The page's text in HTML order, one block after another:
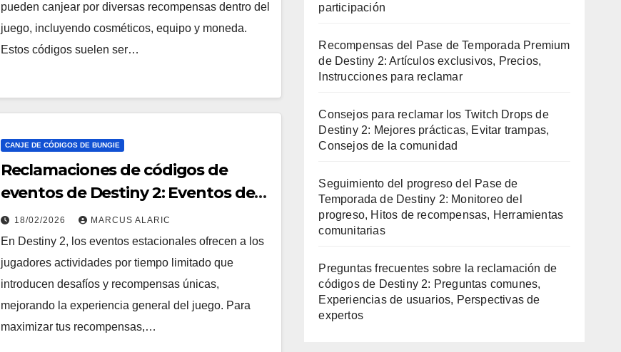
pueden canjear por diversas recompensas dentro del
juego, incluyendo cosméticos, equipo y moneda.
Estos códigos suelen ser…
CANJE DE CÓDIGOS DE BUNGIE
Reclamaciones de códigos de
eventos de Destiny 2: Eventos de
temporada, Códigos sensibles al
tiempo, Resumen de recompensas
18/02/2026 MARCUS ALARIC
En Destiny 2, los eventos estacionales ofrecen a los
jugadores actividades por tiempo limitado que
introducen desafíos y recompensas únicas,
mejorando la experiencia general del juego. Para
maximizar tus recompensas,…
participación
Recompensas del Pase de Temporada Premium
de Destiny 2: Artículos exclusivos, Precios,
Instrucciones para reclamar
Consejos para reclamar los Twitch Drops de
Destiny 2: Mejores prácticas, Evitar trampas,
Consejos de la comunidad
Seguimiento del progreso del Pase de
Temporada de Destiny 2: Monitoreo del
progreso, Hitos de recompensas, Herramientas
comunitarias
Preguntas frecuentes sobre la reclamación de
códigos de Destiny 2: Preguntas comunes,
Experiencias de usuarios, Perspectivas de
expertos